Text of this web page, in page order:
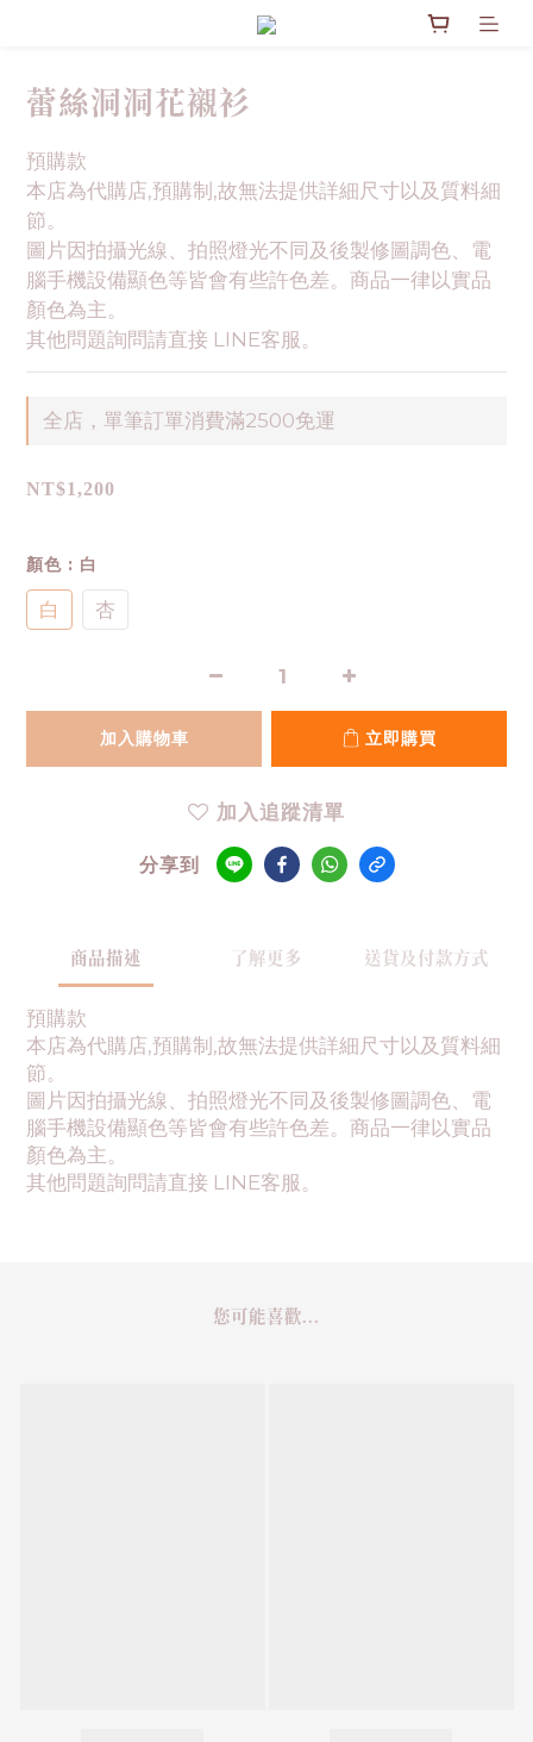
蕾絲洞洞花襯衫
預購款
本店為代購店,預購制,故無法提供詳細尺寸以及質料細
節。
圖片因拍攝光線、拍照燈光不同及後製修圖調色、電
腦手機設備顯色等皆會有些許色差。商品一律以實品
顏色為主。
其他問題詢問請直接 LINE客服。
全店，單筆訂單消費滿2500免運
NT$1,200
顏色 : 白
白 杏
加入購物車 立即購買
加入追蹤清單
分享到
商品描述 了解更多 送貨及付款方式
預購款
本店為代購店,預購制,故無法提供詳細尺寸以及質料細
節。
圖片因拍攝光線、拍照燈光不同及後製修圖調色、電
腦手機設備顯色等皆會有些許色差。商品一律以實品
顏色為主。
其他問題詢問請直接 LINE客服。
您可能喜歡...